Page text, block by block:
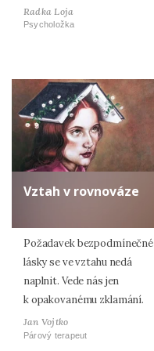
Radka Loja
Psycholožka
Vztah v rovnováze
Požadavek bezpodmínečné
lásky se ve vztahu nedá
naplnit. Vede nás jen
k opakovanému zklamání.
Jan Vojtko
Párový terapeut